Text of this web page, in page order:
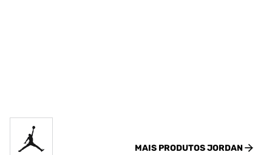
MAIS PRODUTOSJORDAN